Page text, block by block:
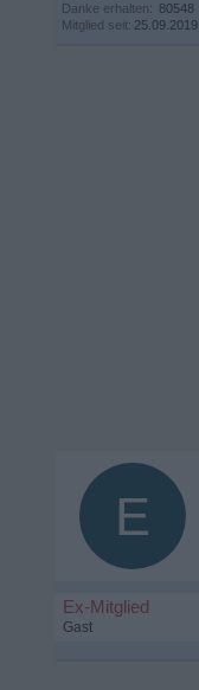
Danke erhalten: 80548
Mitglied seit: 25.09.2019
E
Ex-Mitglied
Gast